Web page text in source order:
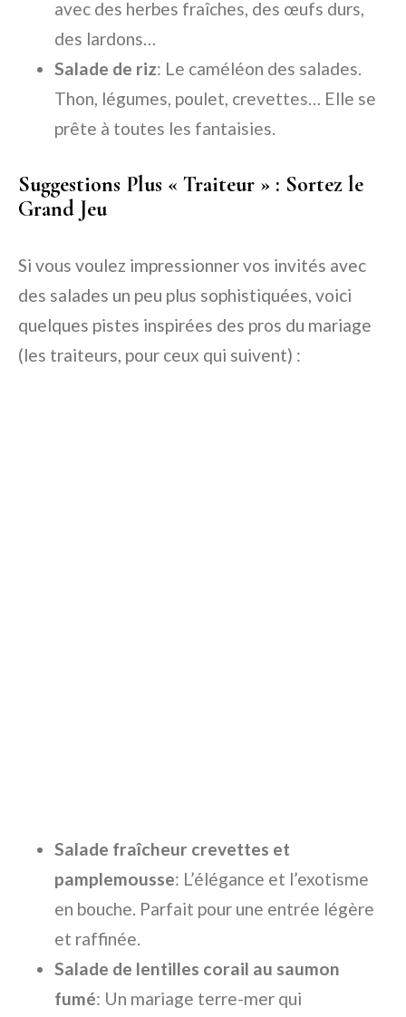
avec des herbes fraîches, des œufs durs,
des lardons…
Salade de riz: Le caméléon des salades.
Thon, légumes, poulet, crevettes… Elle se
prête à toutes les fantaisies.
Suggestions Plus « Traiteur » : Sortez le
Grand Jeu
Si vous voulez impressionner vos invités avec
des salades un peu plus sophistiquées, voici
quelques pistes inspirées des pros du mariage
(les traiteurs, pour ceux qui suivent) :
Salade fraîcheur crevettes et
pamplemousse: L’élégance et l’exotisme
en bouche. Parfait pour une entrée légère
et raffinée.
Salade de lentilles corail au saumon
fumé: Un mariage terre-mer qui